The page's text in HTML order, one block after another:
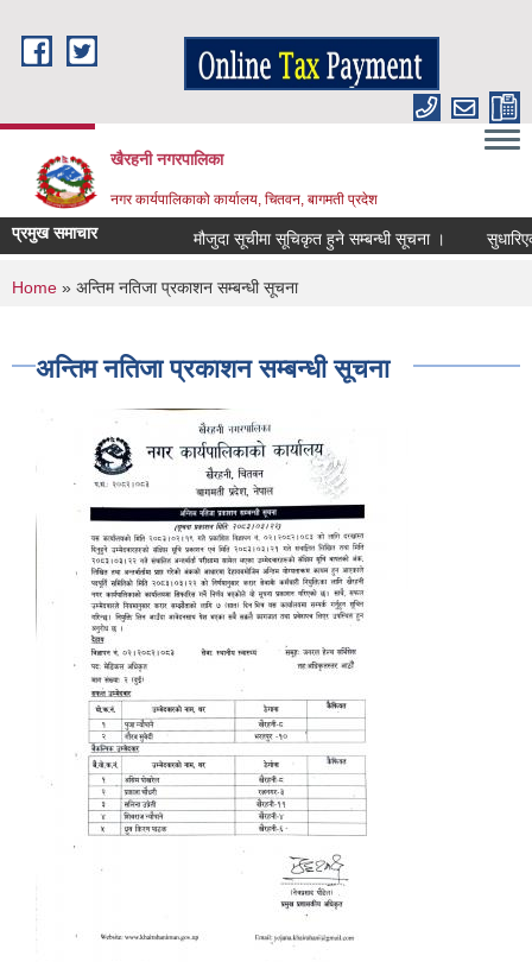
खैरहनी नगरपालिका
नगर कार्यपालिकाको कार्यालय, चितवन, बागमती प्रदेश
प्रमुख समाचार मौजुदा सूचीमा सूचिकृत हुने सम्बन्धी सूचना । सुधारिएको
You are here
Home » अन्तिम नतिजा प्रकाशन सम्बन्धी सूचना
अन्तिम नतिजा प्रकाशन सम्बन्धी सूचना